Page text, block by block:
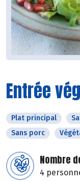
Entrée
Plat principal
Sans porc
Nombre
4